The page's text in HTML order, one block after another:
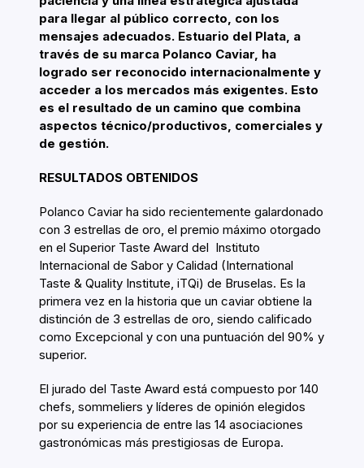
para llegar al público correcto, con los
mensajes adecuados. Estuario del Plata, a
través de su marca Polanco Caviar, ha
logrado ser reconocido internacionalmente y
acceder a los mercados más exigentes. Esto
es el resultado de un camino que combina
aspectos técnico/productivos, comerciales y
de gestión.
RESULTADOS OBTENIDOS
Polanco Caviar ha sido recientemente galardonado
con 3 estrellas de oro, el premio máximo otorgado
en el Superior Taste Award del Instituto
Internacional de Sabor y Calidad (International
Taste & Quality Institute, iTQi) de Bruselas. Es la
primera vez en la historia que un caviar obtiene la
distinción de 3 estrellas de oro, siendo calificado
como Excepcional y con una puntuación del 90% y
superior.
El jurado del Taste Award está compuesto por 140
chefs, sommeliers y líderes de opinión elegidos
por su experiencia de entre las 14 asociaciones
gastronómicas más prestigiosas de Europa.